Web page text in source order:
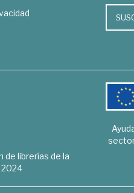
de librerías de la
2024